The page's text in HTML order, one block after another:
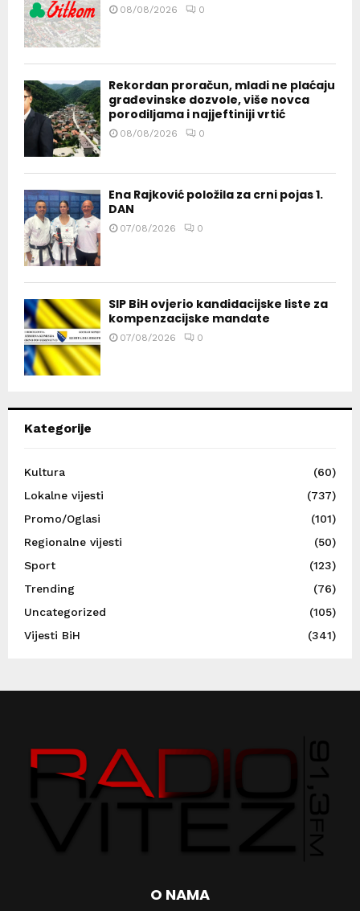
08/08/2026 0
Rekordan proračun, mladi ne plaćaju
građevinske dozvole, više novca
porodiljama i najjeftiniji vrtić
08/08/2026 0
Ena Rajković položila za crni pojas 1.
DAN
07/08/2026 0
SIP BiH ovjerio kandidacijske liste za
kompenzacijske mandate
07/08/2026 0
Kategorije
Kultura
(60)
Lokalne vijesti
(737)
Promo/Oglasi
(101)
Regionalne vijesti
(50)
Sport
(123)
Trending
(76)
Uncategorized
(105)
Vijesti BiH
(341)
O NAMA